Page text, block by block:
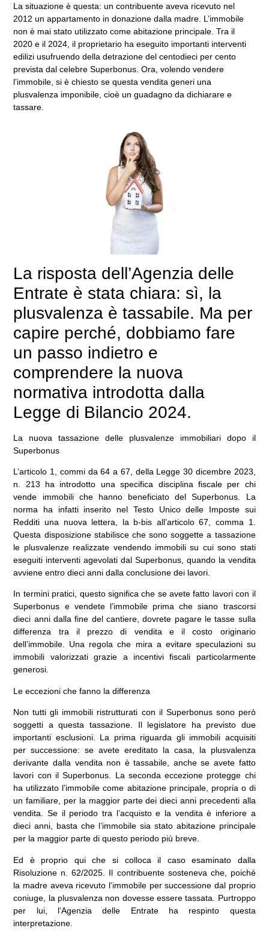
La situazione è questa: un contribuente aveva ricevuto nel
2012 un appartamento in donazione dalla madre. L’immobile
non è mai stato utilizzato come abitazione principale. Tra il
2020 e il 2024, il proprietario ha eseguito importanti interventi
edilizi usufruendo della detrazione del centodieci per cento
prevista dal celebre Superbonus. Ora, volendo vendere
l’immobile, si è chiesto se questa vendita generi una
plusvalenza imponibile, cioè un guadagno da dichiarare e
tassare.
La risposta dell’Agenzia delle
Entrate è stata chiara: sì, la
plusvalenza è tassabile. Ma per
capire perché, dobbiamo fare
un passo indietro e
comprendere la nuova
normativa introdotta dalla
Legge di Bilancio 2024.
La nuova tassazione delle plusvalenze immobiliari dopo il
Superbonus
L’articolo 1, commi da 64 a 67, della Legge 30 dicembre 2023,
n. 213 ha introdotto una specifica disciplina fiscale per chi
vende immobili che hanno beneficiato del Superbonus. La
norma ha infatti inserito nel Testo Unico delle Imposte sui
Redditi una nuova lettera, la b-bis all’articolo 67, comma 1.
Questa disposizione stabilisce che sono soggette a tassazione
le plusvalenze realizzate vendendo immobili su cui sono stati
eseguiti interventi agevolati dal Superbonus, quando la vendita
avviene entro dieci anni dalla conclusione dei lavori.
In termini pratici, questo significa che se avete fatto lavori con il
Superbonus e vendete l’immobile prima che siano trascorsi
dieci anni dalla fine del cantiere, dovrete pagare le tasse sulla
differenza tra il prezzo di vendita e il costo originario
dell’immobile. Una regola che mira a evitare speculazioni su
immobili valorizzati grazie a incentivi fiscali particolarmente
generosi.
Le eccezioni che fanno la differenza
Non tutti gli immobili ristrutturati con il Superbonus sono però
soggetti a questa tassazione. Il legislatore ha previsto due
importanti esclusioni. La prima riguarda gli immobili acquisiti
per successione: se avete ereditato la casa, la plusvalenza
derivante dalla vendita non è tassabile, anche se avete fatto
lavori con il Superbonus. La seconda eccezione protegge chi
ha utilizzato l’immobile come abitazione principale, propria o di
un familiare, per la maggior parte dei dieci anni precedenti alla
vendita. Se il periodo tra l’acquisto e la vendita è inferiore a
dieci anni, basta che l’immobile sia stato abitazione principale
per la maggior parte di questo periodo più breve.
Ed è proprio qui che si colloca il caso esaminato dalla
Risoluzione n. 62/2025. Il contribuente sosteneva che, poiché
la madre aveva ricevuto l’immobile per successione dal proprio
coniuge, la plusvalenza non dovesse essere tassata. Purtroppo
per lui, l’Agenzia delle Entrate ha respinto questa
interpretazione.